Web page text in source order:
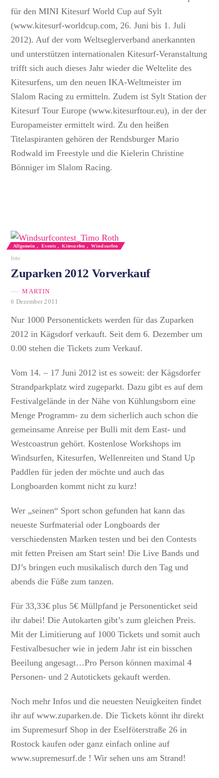
für den MINI Kitesurf World Cup auf Sylt
(www.kitesurf-worldcup.com, 26. Juni bis 1. Juli
2012). Auf der vom Weltseglerverband anerkannten
und unterstützen internationalen Kitesurf-Veranstaltung
trifft sich auch dieses Jahr wieder die Weltelite des
Kitesurfens, um den neuen IKA-Weltmeister im
Slalom Racing zu ermitteln. Zudem ist Sylt Station der
Kitesurf Tour Europe (www.kitesurftour.eu), in der der
Europameister ermittelt wird. Zu den heißen
Titelaspiranten gehören der Rendsburger Mario
Rodwald im Freestyle und die Kielerin Christine
Bönniger im Slalom Racing.
Allgemein , Events , Kitesurfen ,Windsurfen
foto
Zuparken 2012 Vorverkauf
MARTIN
6 Dezember 2011
Nur 1000 Personentickets werden für das Zuparken
2012 in Kägsdorf verkauft. Seit dem 6. Dezember um
0.00 stehen die Tickets zum Verkauf.
Vom 14. – 17 Juni 2012 ist es soweit: der Kägsdorfer
Strandparkplatz wird zugeparkt. Dazu gibt es auf dem
Festivalgelände in der Nähe von Kühlungsborn eine
Menge Programm- zu dem sicherlich auch schon die
gemeinsame Anreise per Bulli mit dem East- und
Westcoastrun gehört. Kostenlose Workshops im
Windsurfen, Kitesurfen, Wellenreiten und Stand Up
Paddlen für jeden der möchte und auch das
Longboarden kommt nicht zu kurz!
Wer „seinen“ Sport schon gefunden hat kann das
neueste Surfmaterial oder Longboards der
verschiedensten Marken testen und bei den Contests
mit fetten Preisen am Start sein! Die Live Bands und
DJ’s bringen euch musikalisch durch den Tag und
abends die Füße zum tanzen.
Für 33,33€ plus 5€ Müllpfand je Personenticket seid
ihr dabei! Die Autokarten gibt’s zum gleichen Preis.
Mit der Limitierung auf 1000 Tickets und somit auch
Festivalbesucher wie in jedem Jahr ist ein bisschen
Beeilung angesagt…Pro Person können maximal 4
Personen- und 2 Autotickets gekauft werden.
Noch mehr Infos und die neuesten Neuigkeiten findet
ihr auf www.zuparken.de. Die Tickets könnt ihr direkt
im Supremesurf Shop in der Eselföterstraße 26 in
Rostock kaufen oder ganz einfach online auf
www.supremesurf.de ! Wir sehen uns am Strand!